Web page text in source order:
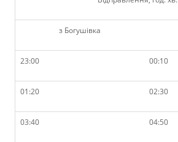
з Богушівка
23:00 00:10
01:20 02:30
03:40 04:50